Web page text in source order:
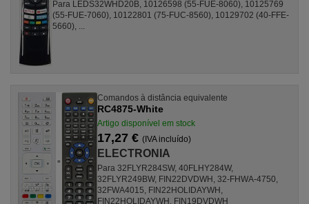
Para LEDS32WHD20B, 10126598 (55-FUE-8060), 10125769
(55-FUE-7060), 10122801 (75-FUC-8560), 10129702 (40-FFE-
5660), ...
Comandos à distância equivalente
RC4875-White
Artigo disponível em stock
17,27 € (IVA incluído)
ELECTRONIA
Para 32FLYR284SW, 40FLHY284W,
32FLYR249BW, FIN22DVDWH, 32-FHWA-4750,
32FWA4015, FIN22HOLIDAYWH,
FIN22HOLIDAYWH, FIN19DVDWH